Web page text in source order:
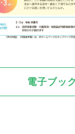
電子ブッ